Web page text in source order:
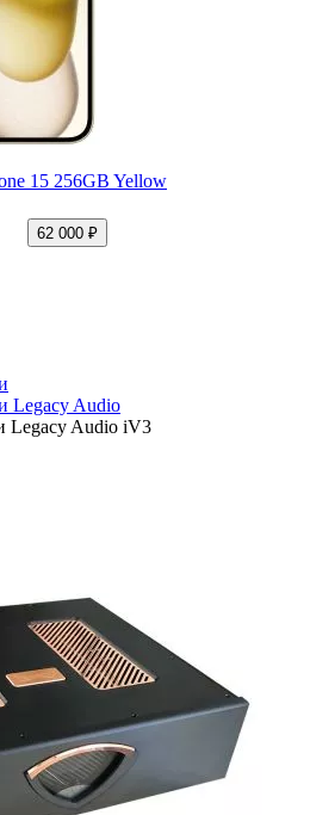
15 256GB Yellow
62 000 ₽
Legacy Audio
Legacy Audio iV3